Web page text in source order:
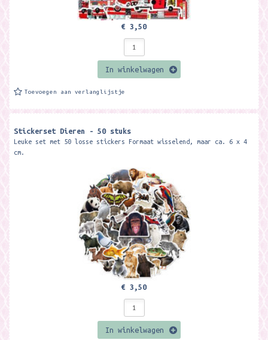
€ 3,50
In winkelwagen
Toevoegen aan verlanglijstje
Stickerset Dieren - 50 stuks
Leuke set met 50 losse stickers Formaat wisselend, maar ca. 6 x 4
cm.
€ 3,50
In winkelwagen